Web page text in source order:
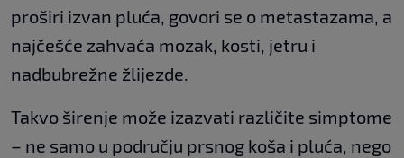
proširi izvan pluća, govori se o metastazama, a
najčešće zahvaća mozak, kosti, jetru i
nadbubrežne žlijezde.
Takvo širenje može izazvati različite simptome
– ne samo u području prsnog koša i pluća, nego